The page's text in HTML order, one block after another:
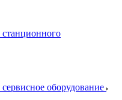
станционного
оборудование